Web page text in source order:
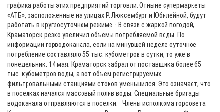
графика работы этих предприятий торговли. Отныне супермаркеты
«АТБ», расположенные на улицах Р. Люксембург и Юбилейной, будут
работать в круглосуточном режиме. · В связи с жаркой погодой,
Краматорск резко увеличил объемы потребляемой воды. По
информации горводоканала, если на минувшей неделе суточное
потребление составляло 55 тыс. кубометров в сутки, то уже в
понедельник, 14 мая, Краматорск забрал от поставщика более 65
тыс. кубометров воды, а вот объем регистрируемых
фильтровальными станциями стоков уменьшился. Это означает, что
в поселках начался массовый полив воды. Специальные бригады
водоканала отправляются в поселки. · Члены исполкома горсовета